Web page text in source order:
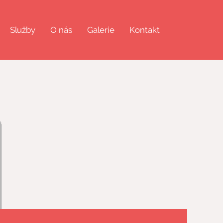
Služby O nás Galerie Kontakt